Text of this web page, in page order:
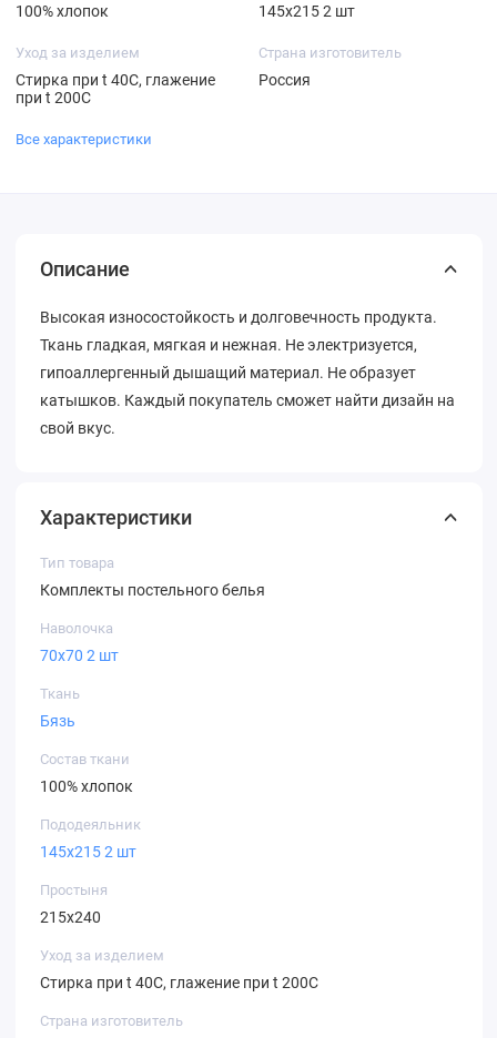
100% хлопок 145х215 2 шт
Уход за изделием
Стирка при t 40С, глажение
при t 200С
Страна изготовитель
Россия
Все характеристики
Описание
Высокая износостойкость и долговечность продукта.
Ткань гладкая, мягкая и нежная. Не электризуется,
гипоаллергенный дышащий материал. Не образует
катышков. Каждый покупатель сможет найти дизайн на
свой вкус.
Характеристики
Тип товара
Комплекты постельного белья
Наволочка
70х70 2 шт
Ткань
Бязь
Состав ткани
100% хлопок
Пододеяльник
145х215 2 шт
Простыня
215х240
Уход за изделием
Стирка при t 40С, глажение при t 200С
Страна изготовитель